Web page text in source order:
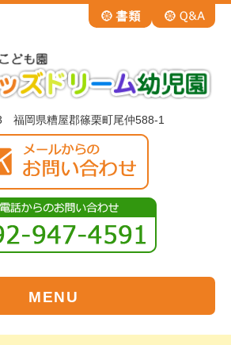
福岡県糟屋郡篠栗町尾仲588-1
MENU